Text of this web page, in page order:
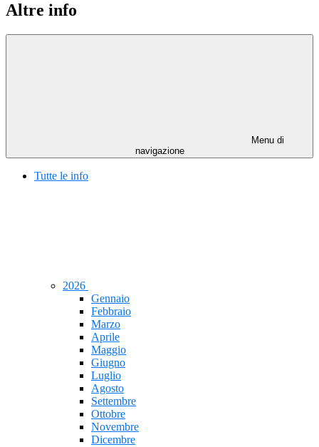
Altre info
Menu di
navigazione
Tutte le info
2026
Gennaio
Febbraio
Marzo
Aprile
Maggio
Giugno
Luglio
Agosto
Settembre
Ottobre
Novembre
Dicembre